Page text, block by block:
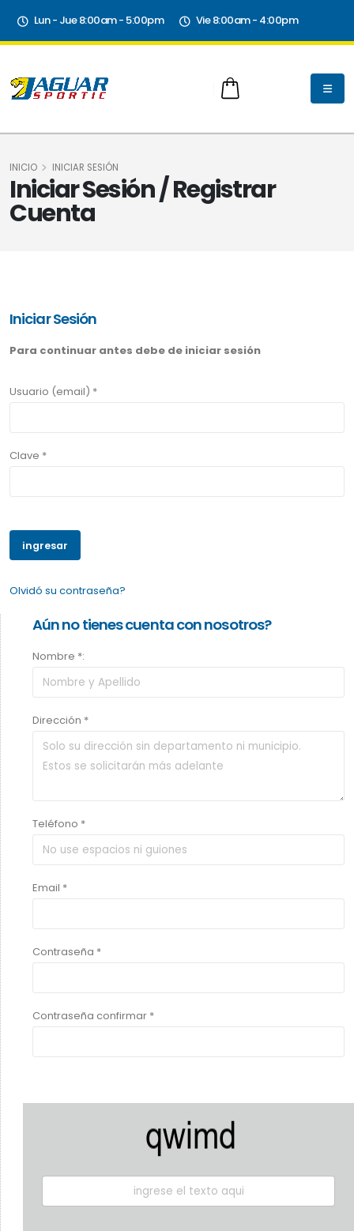
Lun - Jue 8:00am - 5:00pm Vie 8:00am - 4:00pm
Iniciar Sesión / Registrar
Cuenta
INICIO INICIAR SESIÓN
Iniciar Sesión
Para continuar antes debe de iniciar sesión
Usuario (email) *
Clave *
Olvidó su contraseña?
Aún no tienes cuenta con nosotros?
Nombre *:
Dirección *
Teléfono *
Email *
Contraseña *
Contraseña confirmar *